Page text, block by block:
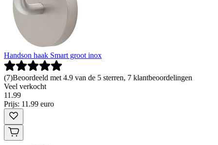
Handson haak Smart groot inox
(7)Beoordeeld met 4.9 van de 5 sterren, 7 klantbeoordelingen
Veel verkocht
11 .99
Prijs: 11.99 euro